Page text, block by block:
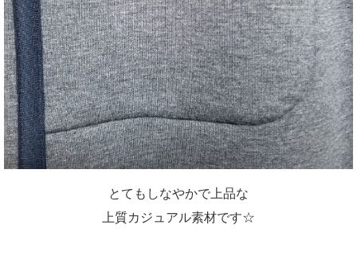
とてもしなやかで上品な
上質カジュアル素材です☆